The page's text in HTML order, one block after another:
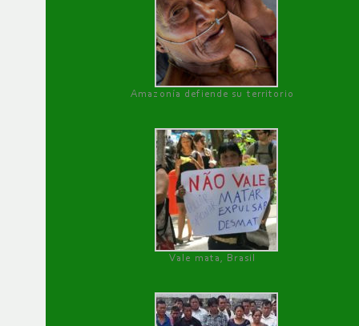
Amazonía defiende su territorio
Vale mata, Brasil